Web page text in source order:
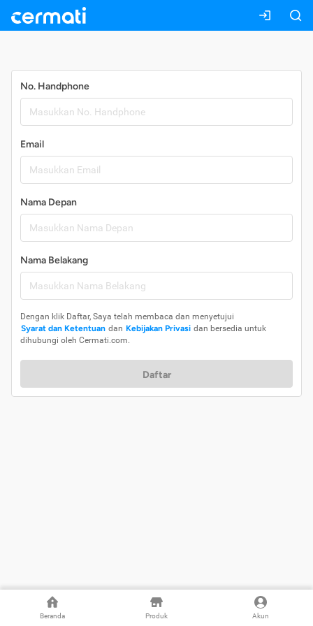
Beranda Produk Akun
No. Handphone
Email
Nama Depan
Nama Belakang
Dengan klik Daftar, Saya telah membaca dan menyetujui
Syarat dan Ketentuan dan Kebijakan Privasi dan bersedia untuk
dihubungi oleh Cermati.com.
Daftar